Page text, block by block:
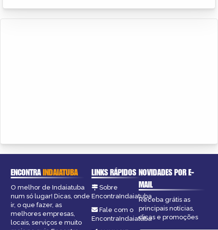
ENCONTRAINDAIATUBA
O melhor de Indaiatuba
num só lugar! Dicas, onde
ir, o que fazer, as
melhores empresas,
locais, serviços e muito
LINKS RÁPIDOS
Sobre
EncontraIndaiatuba
Fale com o
EncontraIndaiatuba
NOVIDADES POR E-
MAIL
Receba grátis as
principais notícias,
dicas e promoções